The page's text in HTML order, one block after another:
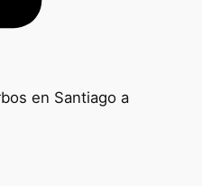
en Santiago a